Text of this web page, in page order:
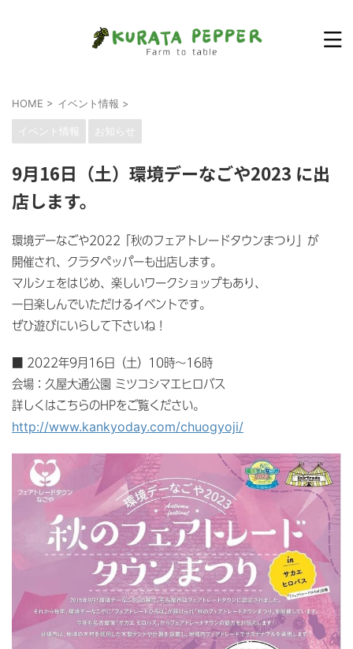
HOME > イベント情報 >
イベント情報 お知らせ
9月16日（土）環境デーなごや2023 に出
店します。
環境デーなごや2022 ｢秋のフェアトレードタウンまつり」が
開催され、クラタペッパーも出店します。
マルシェをはじめ、楽しいワークショップもあり、
一日楽しんでいただけるイベントです。
ぜひ遊びにいらして下さいね！
■ 2022年9月16日（土）10時～16時
会場：久屋大通公園 ミツコシマエヒロバス
詳しくはこちらのHPをご覧ください。
http://www.kankyoday.com/chuogyoji/